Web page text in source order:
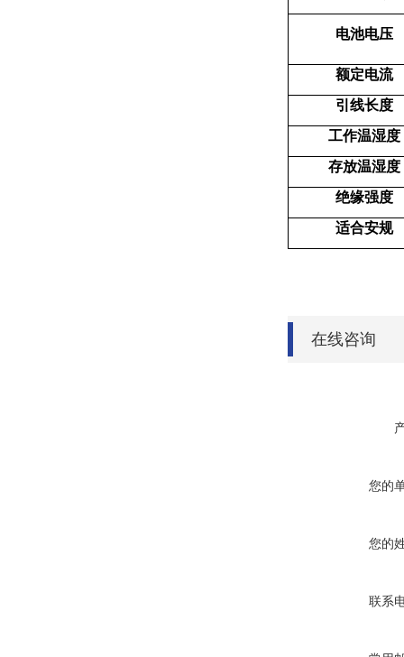
电池电压
额定电流
引线长度
工作温湿度
存放温湿度
绝缘强度
适合安规
在线咨询
您的
您的
联系